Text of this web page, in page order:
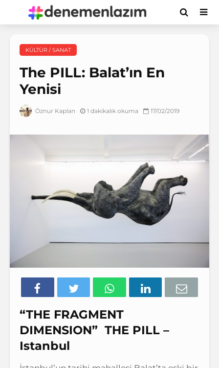
KÜLTÜR / SANAT
The PILL: Balat’ın En
Yenisi
Öznur Kaplan 1 dakikalık okuma 17/02/2019
“THE FRAGMENT
DIMENSION” THE PILL –
Istanbul